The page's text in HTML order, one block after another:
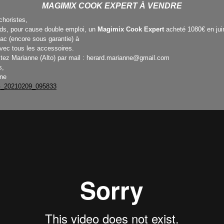
MAGIMIX COOK EXPERT À VENDRE
pour cause double emploi, un Magimix Cook Expert acheté 1080€ en
(encore sous garantie) à
tous les accessoires.
Marianne (Alto) par mail : herard.marianne@gmail.com